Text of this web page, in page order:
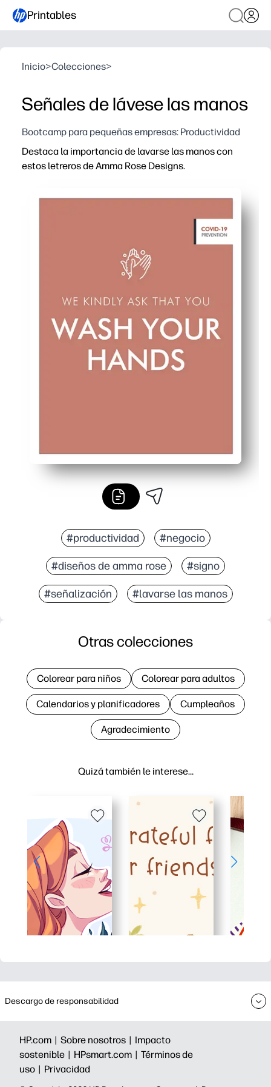
Printables
Inicio>Colecciones>
Señales de lávese las manos
Bootcamp para pequeñas empresas: Productividad
Destaca la importancia de lavarse las manos con
estos letreros de Amma Rose Designs.
#productividad #negocio
#diseños de amma rose #signo
#señalización #lavarse las manos
Quizá también le interese…
Otras colecciones
Colorear para niños Colorear para adultos
Calendarios y planificadores Cumpleaños
Agradecimiento
Descargo de responsabilidad
HP.com | Sobre nosotros | Impacto
sostenible | HPsmart.com | Términos de
uso | Privacidad